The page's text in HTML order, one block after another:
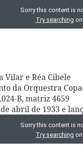
Vilar e Réa Cibele
da Orquestra
B, matriz 4659
abril de 1933 e